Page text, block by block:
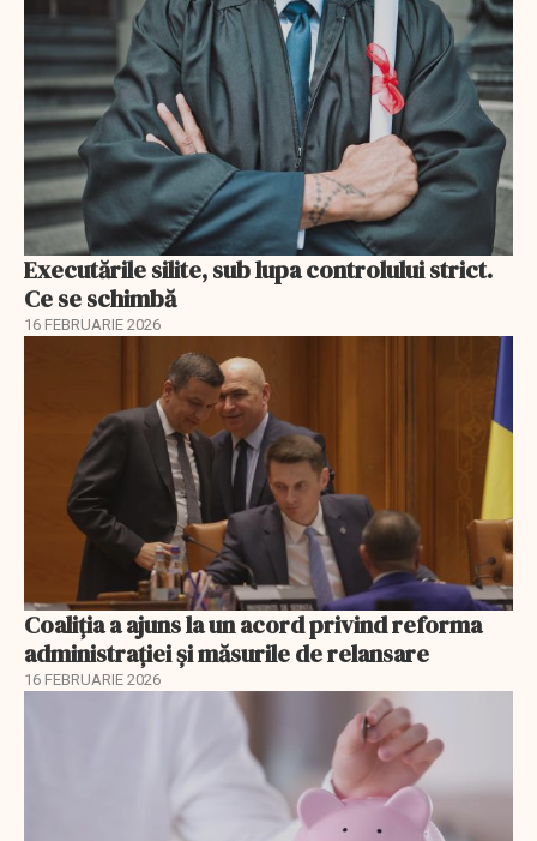
Executările silite, sub lupa controlului strict.
Ce se schimbă
16 FEBRUARIE 2026
Coaliția a ajuns la un acord privind reforma
administrației și măsurile de relansare
16 FEBRUARIE 2026